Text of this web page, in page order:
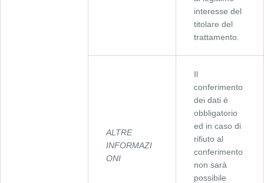
interesse del
titolare del
trattamento.
ALTRE
INFORMAZI
ONI
Il
conferimento
dei dati è
obbligatorio
ed in caso di
rifiuto al
conferimento
non sarà
possibile